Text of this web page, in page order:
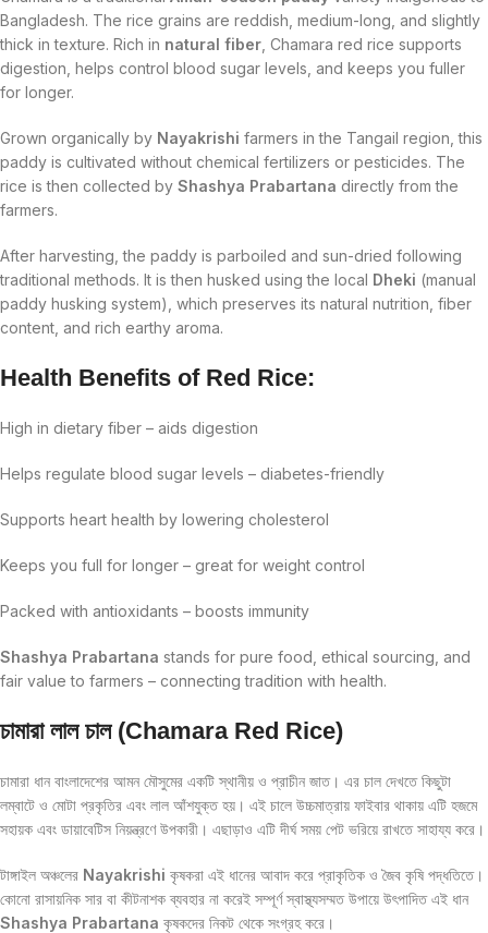
Bangladesh. The rice grains are reddish, medium-long, and slightly
thick in texture. Rich in natural fiber , Chamara red rice supports
digestion, helps control blood sugar levels, and keeps you fuller
for longer.
Grown organically by Nayakrishi farmers in the Tangail region, this
paddy is cultivated without chemical fertilizers or pesticides. The
rice is then collected by Shashya Prabartana directly from the
farmers.
After harvesting, the paddy is parboiled and sun-dried following
traditional methods. It is then husked using the local Dheki (manual
paddy husking system), which preserves its natural nutrition, fiber
content, and rich earthy aroma.
Health Benefits of Red Rice:
High in dietary fiber – aids digestion
Helps regulate blood sugar levels – diabetes-friendly
Supports heart health by lowering cholesterol
Keeps you full for longer – great for weight control
Packed with antioxidants – boosts immunity
Shashya Prabartana stands for pure food, ethical sourcing, and
fair value to farmers – connecting tradition with health.
চামারা লাল চাল (Chamara Red Rice)
চামারা ধান বাংলাদেশের আমন মৌসুমের একটি স্থানীয় ও প্রাচীন জাত। এর চাল দেখতে কিছুটা
লম্বাটে ও মোটা প্রকৃতির এবং লাল আঁশযুক্ত হয়। এই চালে উচ্চমাত্রায় ফাইবার থাকায় এটি হজমে
সহায়ক এবং ডায়াবেটিস নিয়ন্ত্রণে উপকারী। এছাড়াও এটি দীর্ঘ সময় পেট ভরিয়ে রাখতে সাহায্য করে।
টাঙ্গাইল অঞ্চলের Nayakrishi কৃষকরা এই ধানের আবাদ করে প্রাকৃতিক ও জৈব কৃষি পদ্ধতিতে।
কোনো রাসায়নিক সার বা কীটনাশক ব্যবহার না করেই সম্পূর্ণ স্বাস্থ্যসম্মত উপায়ে উৎপাদিত এই ধান
Shashya Prabartana কৃষকদের নিকট থেকে সংগ্রহ করে।